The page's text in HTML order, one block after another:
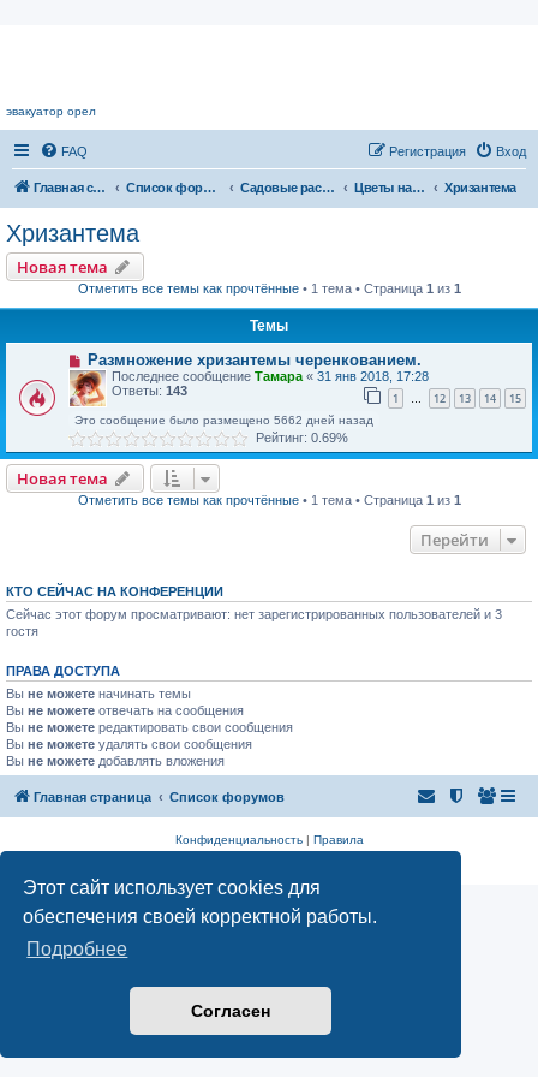
Этот сайт использует cookies для
обеспечения своей корректной работы.
Подробнее
Согласен
эвакуатор орел
FAQ Вход
Регистрация
Главная страница Список форумов Садовые растения Цветы нашего сада Хризантема
Хризантема
Новая тема
Отметить все темы как прочтённые• 1 тема • Страница 1 из 1
Темы
Размножение хризантемы черенкованием.
Последнее сообщение Тамара « 31 янв 2018, 17:28
Ответы: 143 1 … 12 13 14 15
Это сообщение было размещено 5662 дней назад
Рейтинг: 0.69%
Новая тема
Отметить все темы как прочтённые• 1 тема • Страница 1 из 1
Перейти
КТО СЕЙЧАС НА КОНФЕРЕНЦИИ
Сейчас этот форум просматривают: нет зарегистрированных пользователей и 3
гостя
ПРАВА ДОСТУПА
Вы не можете начинать темы
Вы не можете отвечать на сообщения
Вы не можете редактировать свои сообщения
Вы не можете удалять свои сообщения
Вы не можете добавлять вложения
Главная страница Список форумов
Конфиденциальность| Правила